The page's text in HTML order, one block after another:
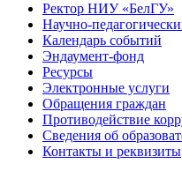
Ректор НИУ «БелГУ»
Научно-
Календарь событий
Эндаумент-фонд
Ресурсы
Электронные услуги
Обращения граждан
Противодействие
Сведения об
Контакты и реквизиты